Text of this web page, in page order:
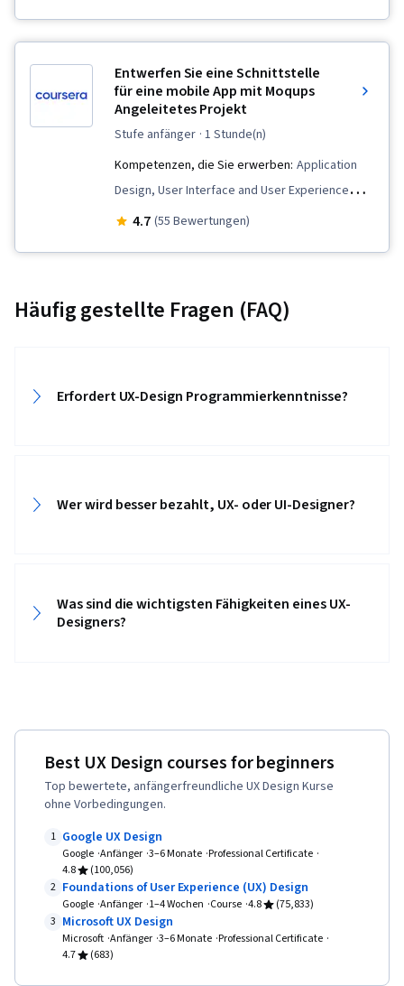
Informationsarchitektur, Web-Präsenz, Figma
(Entwurfssoftware), Leitlinien für die
Zugänglichkeit von Webinhalten,
Nutzerforschung, Prüfung der
Benutzerfreundlichkeit, Storyboarding,
prinzipien, Prototyping, Interaktionsdesign,
Design erleben, Designforschung,
Benutzeroberfläche (UI) Design, Technische
Berufliche Entwicklung, Prompt Engineering
Forschungsmethodologien, Informationen zum
Datenschutz, Forschungsdesign, Daten-Ethik
Entwerfen Sie eine Schnittstelle
für eine mobile App mit Moqups
Angeleitetes Projekt
stufe anfänger · 1 Stunde(n)
Kompetenzen, die Sie erwerben: Application
Design, User Interface and User Experience
(UI/UX) Design, Mockups, Experience Design,
4.7 (55 Bewertungen)
Häufig gestellte Fragen (FAQ)
Erfordert UX-Design Programmierkenntnisse?
Wer wird besser bezahlt, UX- oder UI-Designer?
Was sind die wichtigsten Fähigkeiten eines UX-
Designers?
Best UX Design courses for beginners
Top bewertete, anfängerfreundliche UX Design Kurse
ohne Vorbedingungen.
1 Google UX Design
Google Anfänger 3–6 Monate Professional Certificate
4.8
(100,056)
2 Foundations of User Experience (UX) Design
Google Anfänger 1–4 Wochen Course 4.8
(75,833)
3 Microsoft UX Design
Microsoft Anfänger 3–6 Monate Professional Certificate
4.7
(683)